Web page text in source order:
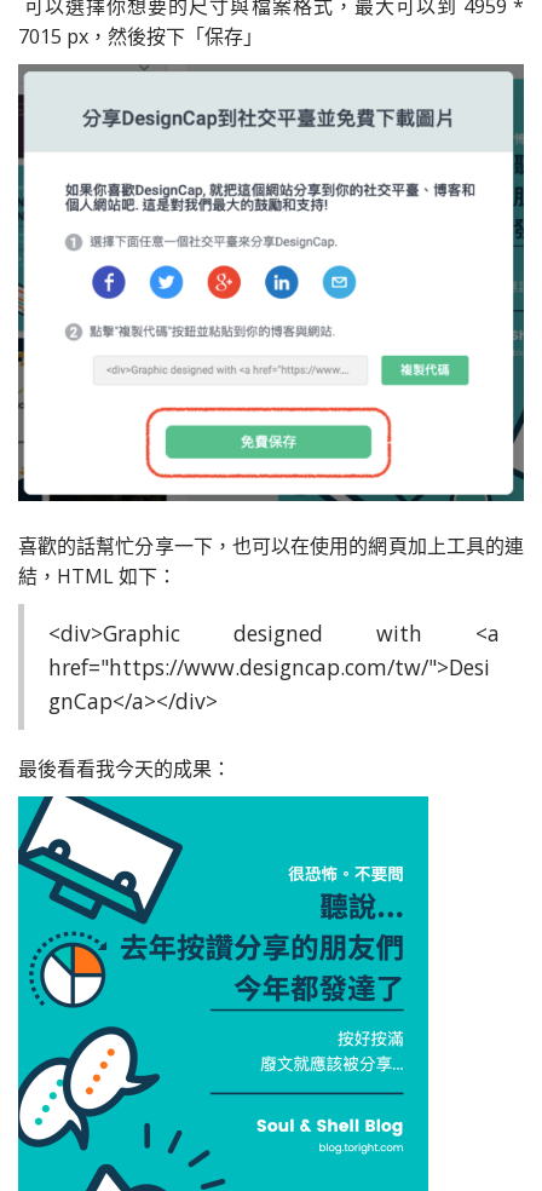
可以選擇你想要的尺寸與檔案格式，最大可以到 4959 *
7015 px，然後按下「保存」
喜歡的話幫忙分享一下，也可以在使用的網頁加上工具的連
結，HTML 如下：
<div>Graphic designed with <a
href="https://www.designcap.com/tw/">Desi
gnCap</a></div>
最後看看我今天的成果：